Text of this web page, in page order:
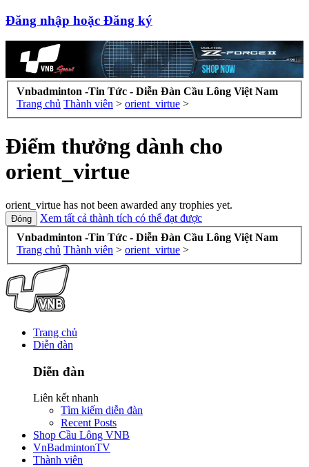
Đăng nhập hoặc Đăng ký
Vnbadminton -Tin Tức - Diễn Đàn Cầu Lông Việt Nam
Trang chủ Thành viên > orient_virtue >
Điểm thưởng dành cho
orient_virtue
orient_virtue has not been awarded any trophies yet.
Xem tất cả thành tích có thể đạt được
Vnbadminton -Tin Tức - Diễn Đàn Cầu Lông Việt Nam
Trang chủ Thành viên > orient_virtue >
Trang chủ
Diễn đàn
Diễn đàn
Liên kết nhanh
Tìm kiếm diễn đàn
Recent Posts
Shop Cầu Lông VNB
VnBadmintonTV
Thành viên